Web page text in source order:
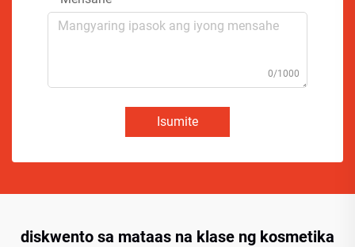
0/1000
Isumite
diskwento sa mataas na klase ng kosmetika